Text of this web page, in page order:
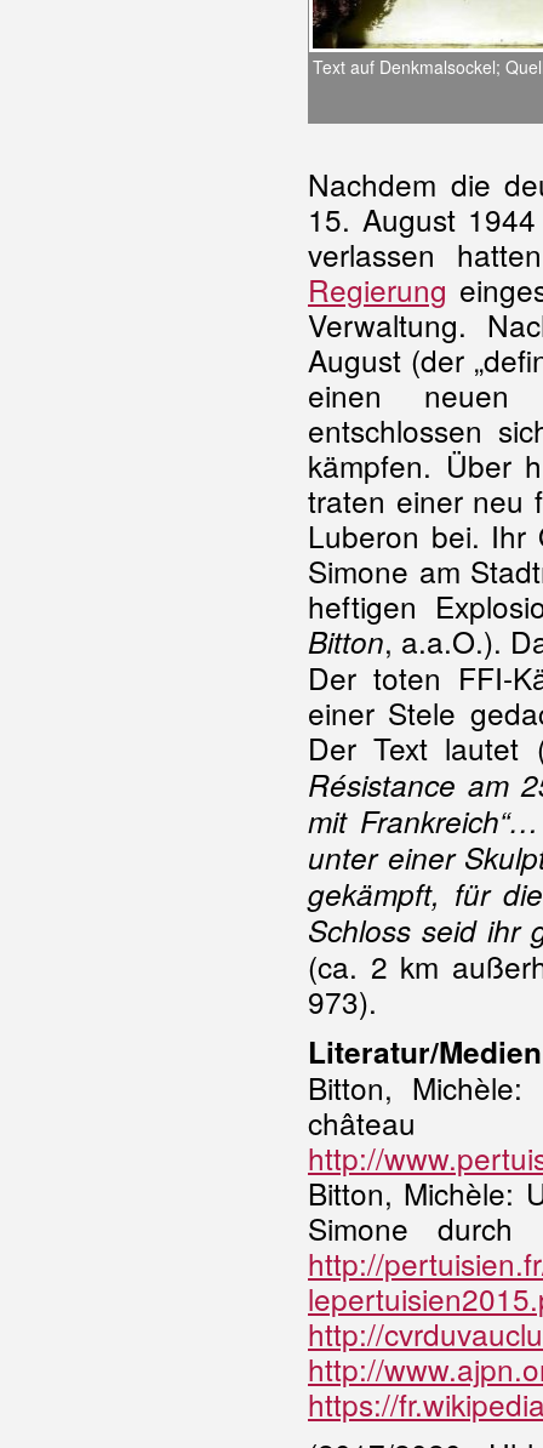
Text auf Denkmalsockel;
Nachdem die
15. August
verlassen
Regierung
Verwaltung.
August (der
einen neuen
entschlossen
kämpfen. Über
traten einer neu
Luberon bei. Ihr
Simone am
heftigen
Bitton, a.a.O.).
Der toten FFI-
einer Stele
Der Text lautet
Résistance am
mit
unter einer
gekämpft, für
Schloss seid ihr
(ca. 2 km
973).
Literatur/Medien
Bitton,
http://
Bitton, Michèle:
Simone durch
http://
http://
http://
https://